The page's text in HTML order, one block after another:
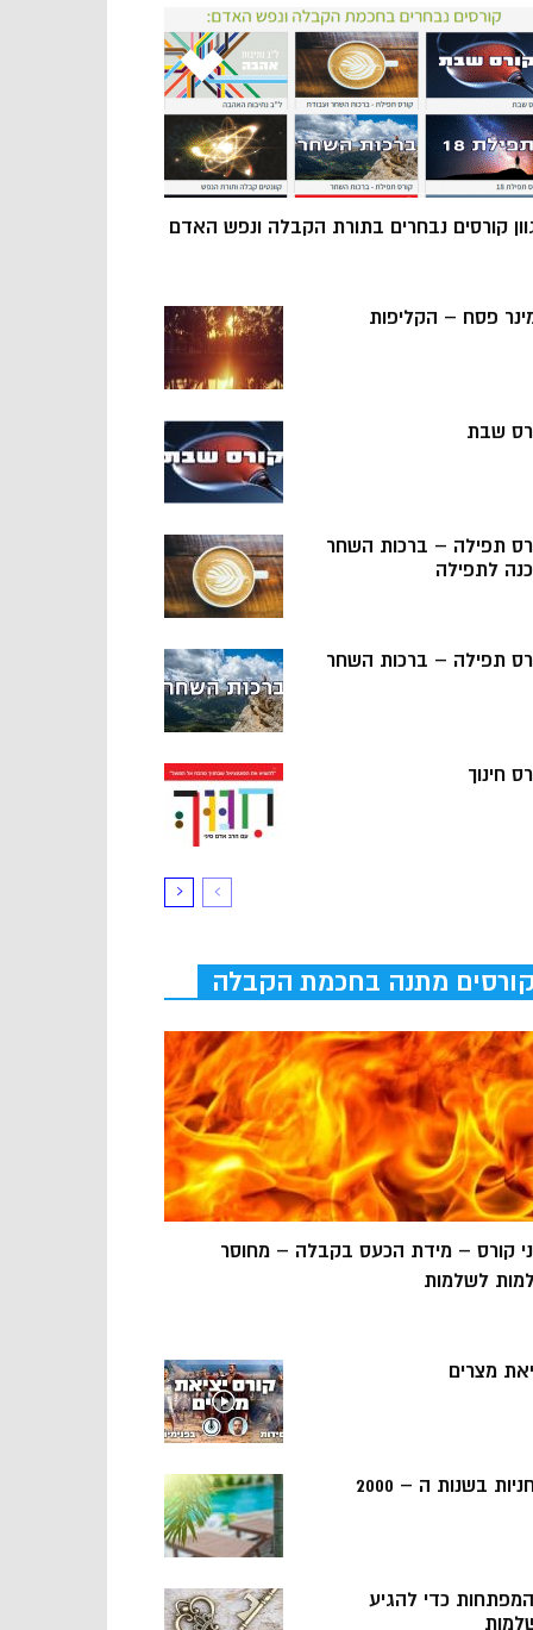
קורסים נבחרים בתורת הקבלה ונפש האדם
פסח – הקליפות
שבת
תפילה – ברכות השחר
לתפילה
תפילה – ברכות השחר
חינוך
קורסים מתנה בחכמת הקבלה
קורס – מידת הכעס בקבלה – מחוסר
לשלמות
מצרים
בשנות ה – 2000
5 המפתחות כדי להגיע